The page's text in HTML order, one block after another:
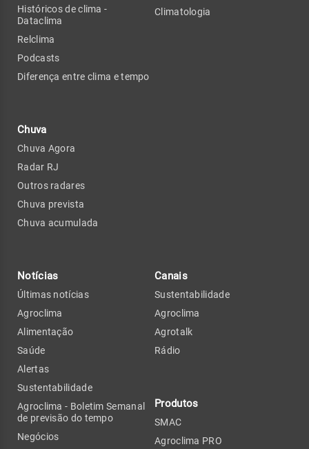
Históricos de clima -
Dataclima
Relclima
Podcasts
Diferença entre clima e tempo
Chuva
Chuva Agora
Radar RJ
Outros radares
Chuva prevista
Chuva acumulada
Climatologia
Notícias
Últimas notícias
Agroclima
Alimentação
Saúde
Alertas
Sustentabilidade
Agroclima - Boletim Semanal
de previsão do tempo
Negócios
Canais
Sustentabilidade
Agroclima
Agrotalk
Rádio
Produtos
SMAC
Agroclima PRO